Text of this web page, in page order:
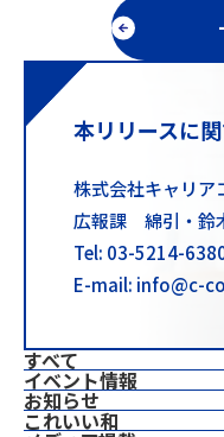
すべて
イベント情報
お知らせ
これいい和
本リリースに
株式会社キャリア
広報課 綿引・鈴
Tel: 03-5214-
E-mail: info@c-